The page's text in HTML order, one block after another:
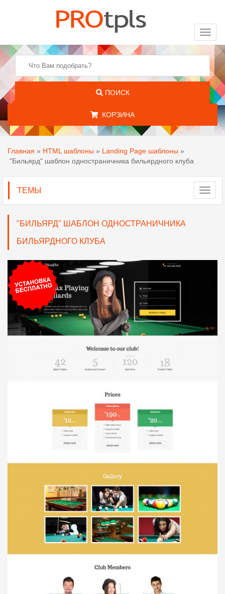
ПОИСК
КОРЗИНА
Главная » HTML шаблоны » Landing Page шаблоны »
"Бильярд" шаблон одностраничника бильярдного клуба
ТЕМЫ
"БИЛЬЯРД" ШАБЛОН ОДНОСТРАНИЧНИКА
БИЛЬЯРДНОГО КЛУБА